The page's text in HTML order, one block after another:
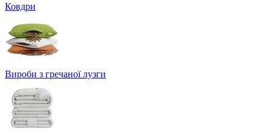
Ковдри
Вироби з гречаної лузги